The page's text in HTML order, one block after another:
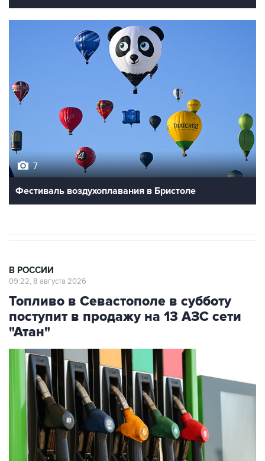
7
Фестиваль воздухоплавания в Бристоле
В РОССИИ
09:22, 8 августа 2026
Топливо в Севастополе в субботу
поступит в продажу на 13 АЗС сети
"Атан"